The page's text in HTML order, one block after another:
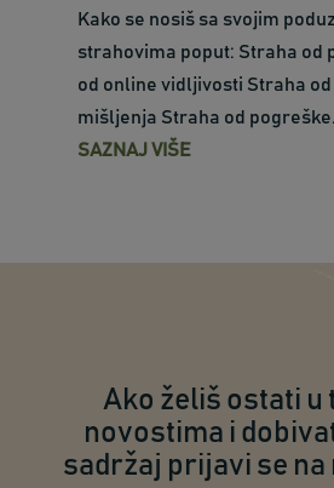
Kako se nosiš sa svojim
strahovima poput: Straha od
od online vidljivosti Straha od
mišljenja Straha od
SAZNAJ VIŠE
Ako želiš ostati u
novostima i
sadržaj prijavi se